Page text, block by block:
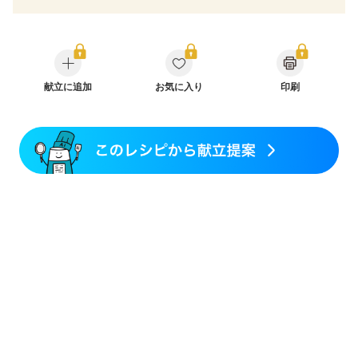
CKD（ステージ２）
CKD（ステージ３a）
乳がん（抗がん剤治療中）
乳がん（ホルモン療法中）
乳がん（放射線治療中）
妊婦健診・血圧が気になる（初期）
妊婦健診・血糖値が気になる（初期）
妊娠高血圧(中期)
妊娠糖尿病(初期)
献立に追加 お気に入り 印刷